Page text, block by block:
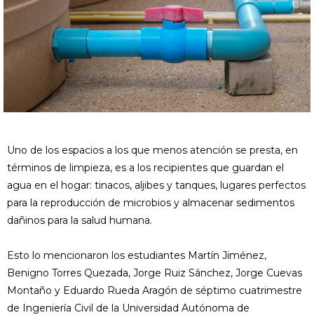
Uno de los espacios a los que menos atención se presta, en
términos de limpieza, es a los recipientes que guardan el
agua en el hogar: tinacos, aljibes y tanques, lugares perfectos
para la reproducción de microbios y almacenar sedimentos
dañinos para la salud humana.
Esto lo mencionaron los estudiantes Martín Jiménez,
Benigno Torres Quezada, Jorge Ruiz Sánchez, Jorge Cuevas
Montaño y Eduardo Rueda Aragón de séptimo cuatrimestre
de Ingeniería Civil de la Universidad Autónoma de